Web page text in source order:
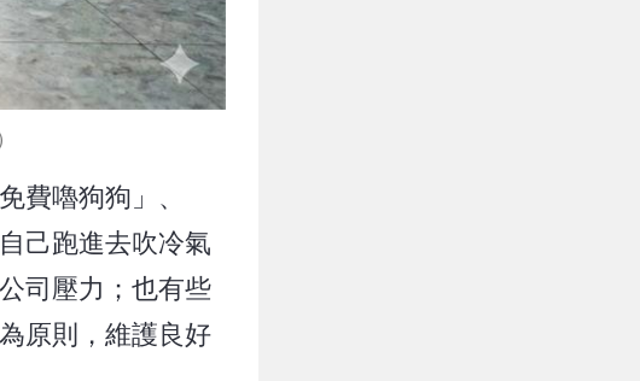
費嚕狗狗」、
己跑進去吹冷氣
司壓力；也有些
原則，維護良好